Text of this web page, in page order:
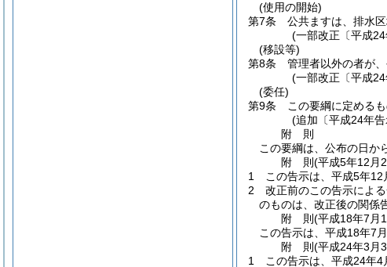
(使用の開始)
第7条
公共ますは、排水
(一部改正〔平成
(移設等)
第8条
管理者以外の者が
(一部改正〔平成
(委任)
第9条
この要綱に定める
(追加〔平成24年
附 則
この要綱は、公布の日か
附 則(平成5年12月
1
この告示は、平成5年12
2
改正前のこの告示によ
のものは、改正後の関係
附 則(平成18年7月
この告示は、平成18年7
附 則(平成24年3月
1
この告示は、平成24年4